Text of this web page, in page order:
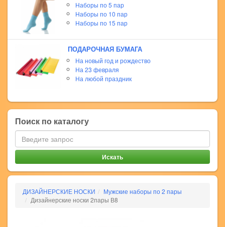
Наборы по 5 пар
Наборы по 10 пар
Наборы по 15 пар
ПОДАРОЧНАЯ БУМАГА
На новый год и рождество
На 23 февраля
На любой праздник
Поиск по каталогу
ДИЗАЙНЕРСКИЕ НОСКИ
Мужские наборы по 2 пары
Дизайнерские носки 2пары В8